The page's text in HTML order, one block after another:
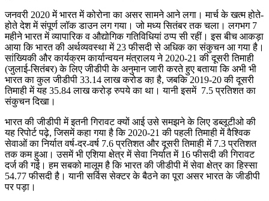
जनवरी 2020 में भारत में कोरोना का असर सामने आने लगा। मार्च के खत्म होते-
होते देश में संपूर्ण लॉक डाउन लग गया। जो मध्य सितंबर तक चला। लगभग 7
महीने भारत में व्यापारिक व औद्योगिक गतिविधियां ठप्प सी रहीं। इस बीच आकड़ा
आया कि भारत की अर्थव्यवस्था में 23 फीसदी से अधिक का संकुचन आ गया है।
सांख्यिकी और कार्यक्रम कार्यान्वयन मंत्रालय ने 2020-21 की दूसरी तिमाही
(जुलाई-सितंबर) के लिए जीडीपी के अनुमान जारी करते हुए बताया कि अभी भी
भारत का कुल जीडीपी 33.14 लाख करोड का़ है, जबकि 2019-20 की दूसरी
तिमाही में यह 35.84 लाख करोड़ रुपये का था। यानी इसमें 7.5 प्रतिशत का
संकुचन दिखा।
भारत की जीडीपी में इतनी गिरावट क्यों आई उसे समझने के लिए डब्लूटीओ की
यह रिपोर्ट पढ़े, जिसमें कहा गया है कि 2020-21 की पहली तिमाही में वैश्विक
सेवाओं का निर्यात वर्ष-दर-वर्ष 7.6 प्रतिशत और दूसरी तिमाही में 7.3 प्रतिशत
तक कम हुआ। उसमें भी एशिया क्षेत्र में सेवा निर्यात में 16 फीसदी की गिरावट
दर्ज की गई। हम सबको मालूम है कि भारत की जीडीपी में सेवा क्षेत्र का हिस्सा
54.77 फीसदी है। यानी सर्विस सेक्टर के बैठने का पूरा असर भारत के जीडीपी
पर पड़ा।